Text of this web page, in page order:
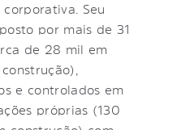
Seu
por mais de 31
de 28 mil em
e controlados em
próprias (130